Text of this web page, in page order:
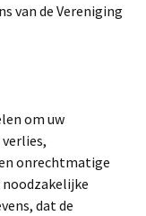
van de Vereniging
om uw
onrechtmatige
dat de